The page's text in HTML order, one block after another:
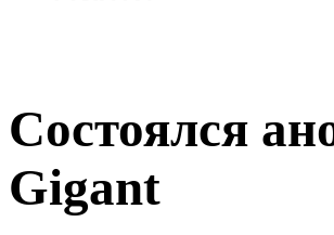
Состоялся
Gigant